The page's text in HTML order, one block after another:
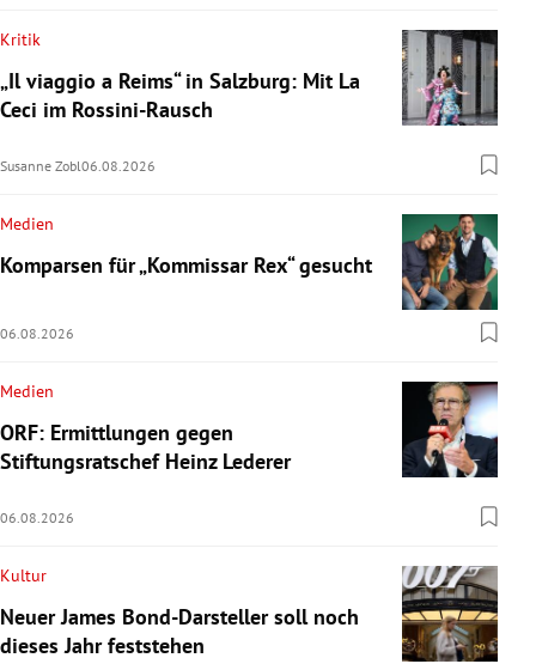
Kritik
„Il viaggio a Reims“ in Salzburg: Mit La
Ceci im Rossini-Rausch
Susanne Zobl06.08.2026
Medien
Komparsen für „Kommissar Rex“ gesucht
06.08.2026
Medien
ORF: Ermittlungen gegen
Stiftungsratschef Heinz Lederer
06.08.2026
Kultur
Neuer James Bond-Darsteller soll noch
dieses Jahr feststehen